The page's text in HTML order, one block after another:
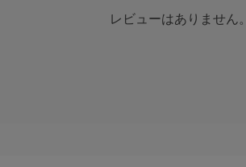
レビューはありません。